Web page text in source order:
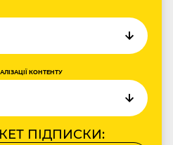
КОНТЕНТУ
ПІДПИСКИ: